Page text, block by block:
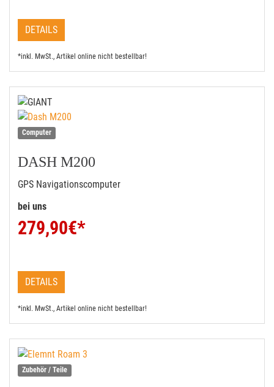
DETAILS
*inkl. MwSt., Artikel online nicht bestellbar!
Computer
DASH M200
GPS Navigationscomputer
bei uns
279,90€*
DETAILS
*inkl. MwSt., Artikel online nicht bestellbar!
Zubehör / Teile